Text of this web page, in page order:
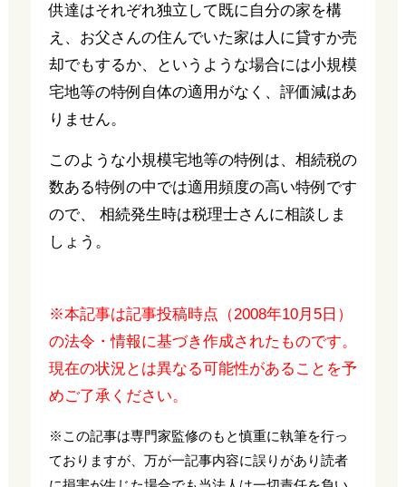
供達はそれぞれ独立して既に自分の家を構
え、お父さんの住んでいた家は人に貸すか売
却でもするか、というような場合には小規模
宅地等の特例自体の適用がなく、評価減はあ
りません。
このような小規模宅地等の特例は、相続税の
数ある特例の中では適用頻度の高い特例です
ので、 相続発生時は税理士さんに相談しま
しょう。
※本記事は記事投稿時点（2008年10月5日）
の法令・情報に基づき作成されたものです。
現在の状況とは異なる可能性があることを予
めご了承ください。
※この記事は専門家監修のもと慎重に執筆を行っ
ておりますが、万が一記事内容に誤りがあり読者